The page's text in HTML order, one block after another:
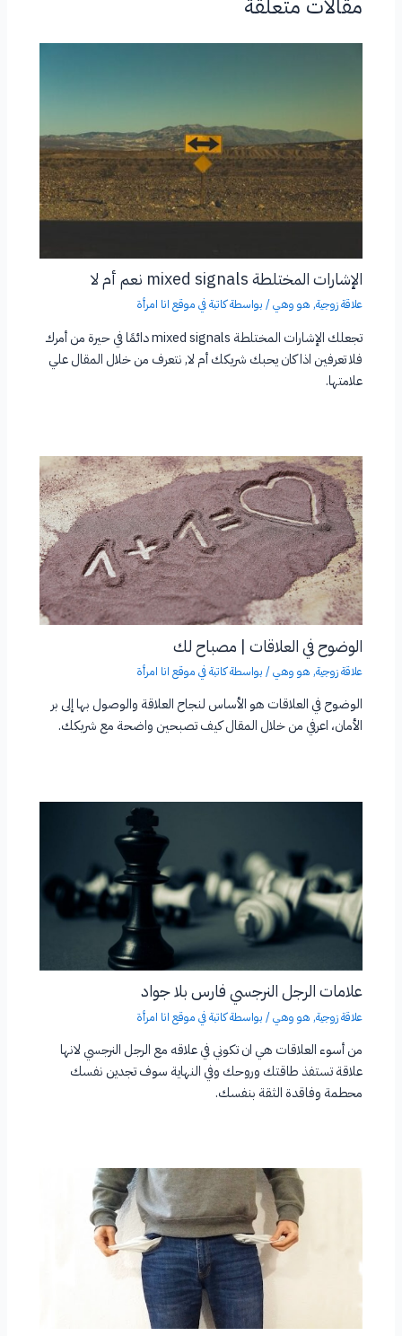
الإشارات المختلطة mixed signals نعم أم لا
علاقة زوجية, هو وهي/ بواسطةكاتبة في موقع انا امرأة
تجعلك الإشارات المختلطة mixed signals دائمًا في حيرة من أمرك
فلا تعرفين اذا كان يحبك شريكك أم لا, نتعرف من خلال المقال علي
علامتها.
الوضوح في العلاقات | مصباح لك
علاقة زوجية, هو وهي/ بواسطةكاتبة في موقع انا امرأة
الوضوح في العلاقات هو الأساس لنجاح العلاقة والوصول بها إلى بر
الأمان، اعرفي من خلال المقال كيف تصبحين واضحة مع شريكك.
علامات الرجل النرجسي فارس بلا جواد
علاقة زوجية, هو وهي/ بواسطةكاتبة في موقع انا امرأة
من أسوء العلاقات هي ان تكوني في علاقه مع الرجل النرجسي لانها
علاقة تستفذ طاقتك وروحك وفي النهاية سوف تجدين نفسك
محطمة وفاقدة الثقة بنفسك.